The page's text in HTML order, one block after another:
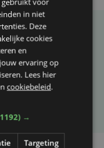
opgemerkt in dit
in niet
Deze
cookies
en
ervaring op
Lees hier
cookiebeleid.
→
Targeting